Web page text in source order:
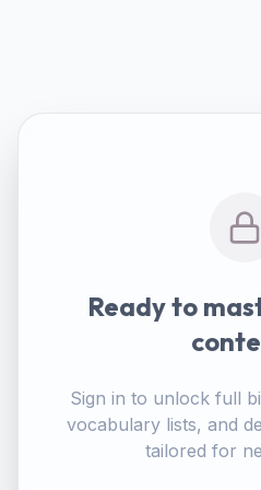
Ready to
Sign in to unlock full
vocabulary lists, and
tailored for